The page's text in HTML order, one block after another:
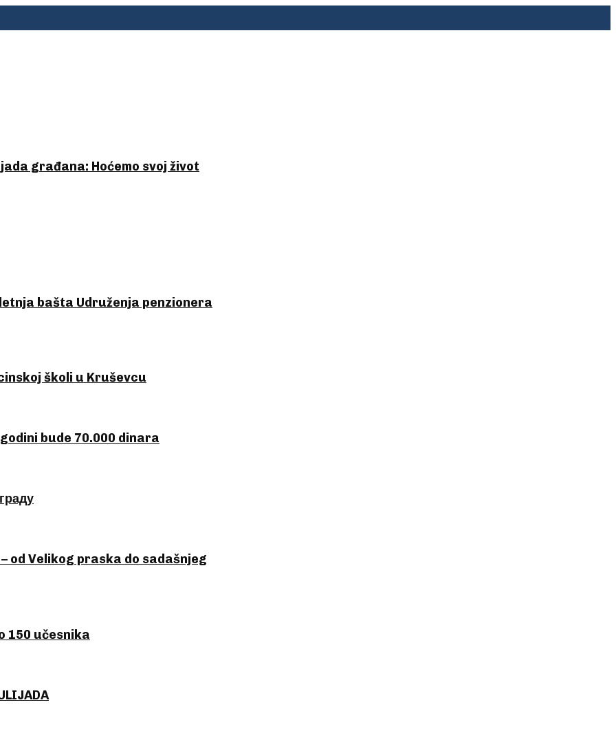
građana: Hoćemo svoj život
bašta Udruženja penzionera
školi u Kruševcu
bude 70.000 dinara
– od Velikog praska do sadašnjeg
150 učesnika